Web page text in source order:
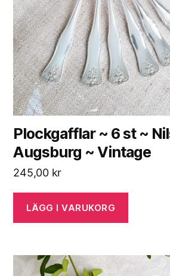
Plockgafflar ~ 6 st ~
Augsburg ~ Vintage
245,00 kr
LÄGG I VARUKORG